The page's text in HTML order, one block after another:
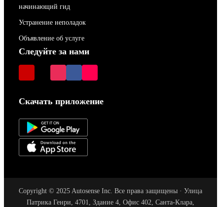
начинающий гид
Устранение неполадок
Объявление об услуге
Следуйте за нами
Скачать приложение
Copyright © 2025 Autosense Inc. Все права защищены · Улица
Патрика Генри, 4701, Здание 4, Офис 402, Санта-Клара,